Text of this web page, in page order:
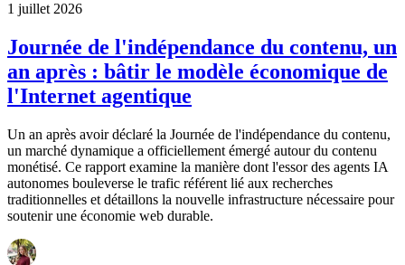
1 juillet 2026
Journée de l'indépendance du contenu, un
an après : bâtir le modèle économique de
l'Internet agentique
Un an après avoir déclaré la Journée de l'indépendance du contenu,
un marché dynamique a officiellement émergé autour du contenu
monétisé. Ce rapport examine la manière dont l'essor des agents IA
autonomes bouleverse le trafic référent lié aux recherches
traditionnelles et détaillons la nouvelle infrastructure nécessaire pour
soutenir une économie web durable.